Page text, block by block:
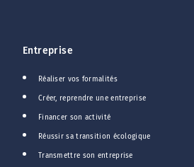
Entreprise
Réaliser vos formalités
Créer, reprendre une entreprise
Financer son activité
Réussir sa transition écologique
Transmettre son entreprise